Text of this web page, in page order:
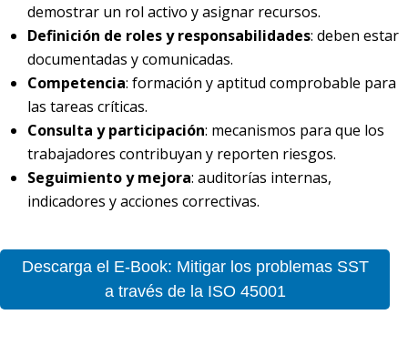
demostrar un rol activo y asignar recursos.
Definición de roles y responsabilidades: deben estar
documentadas y comunicadas.
Competencia: formación y aptitud comprobable para
las tareas críticas.
Consulta y participación: mecanismos para que los
trabajadores contribuyan y reporten riesgos.
Seguimiento y mejora: auditorías internas,
indicadores y acciones correctivas.
Descarga el E-Book: Mitigar los problemas SST
a través de la ISO 45001